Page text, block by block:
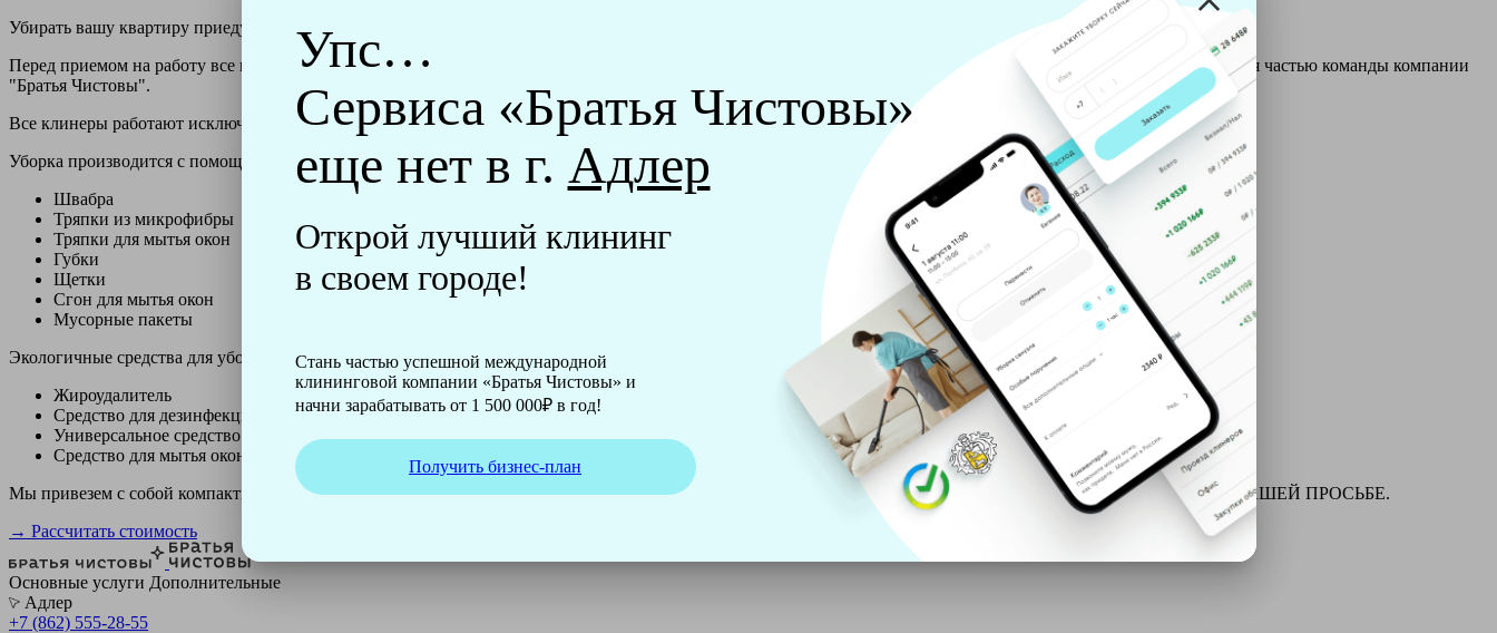
Упс…
Сервиса «Братья Чистовы»
еще нет в г. Адлер
Открой лучший клининг
в своем городе!
Стань частью успешной международной
клининговой компании «Братья Чистовы» и
начни зарабатывать от 1 500 000₽ в год!
Получить бизнес-план
Убирать вашу квартиру приедут профессионально обученные клинеры - русские девушки, в возрасте от 24 до 40 лет.
Перед приемом на работу все клинеры проходят аттестацию в нашем обучающем центре, а также проверку в службе безопасности и только после этого становятся частью команды компании
"Братья Чистовы".
Все клинеры работают исключительно в форме с логотипом компании "Братья Чистовы".
Уборка производится с помощью профессиональных технических и химический средств, которые наши клинеры привозят с собой:
Швабра
Тряпки из микрофибры
Тряпки для мытья окон
Губки
Щетки
Сгон для мытья окон
Мусорные пакеты
Экологичные средства для уборки немецкой марки Kiehl:
Жироудалитель
Средство для дезинфекции
Универсальное средство
Средство для мытья окон
Мы привезем с собой компактный профессиональный пылесос фирмы Soteco, а также утюг, ведро, парогенератор, аппарат для химчистки и многое другое ПО ВАШЕЙ ПРОСЬБЕ.
→ Рассчитать стоимость
Основные услуги Дополнительные
Адлер
+7 (862) 555-28-55